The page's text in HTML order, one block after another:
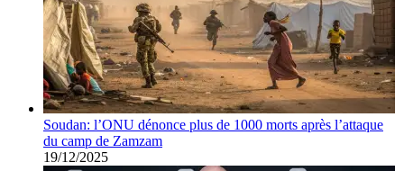
Soudan: l’ONU dénonce plus de 1000 morts après l’attaque
du camp de Zamzam
19/12/2025